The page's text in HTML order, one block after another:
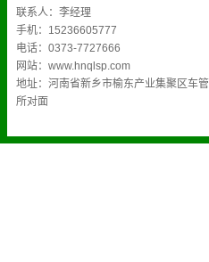
联系人：李经理
手机：15236605777
电话：0373-7727666
网站：www.hnqlsp.com
地址：河南省新乡市榆东产业集聚区车管
所对面